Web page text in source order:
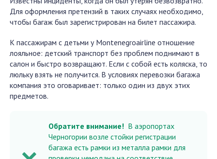
Для оформления претензий в таких случаях необходимо,
чтобы багаж был зарегистрирован на билет пассажира.
К пассажирам с детьми у Montenegroairline отношение
лояльное: детский транспорт без проблем поднимают в
салон и быстро возвращают. Если с собой есть коляска, то
люльку взять не получится. В условиях перевозки багажа
компания это оговаривает: только один из двух этих
предметов.
Обратите внимание! В аэропортах
Черногории возле стойки регистрации
багажа есть рамки из металла рамки для